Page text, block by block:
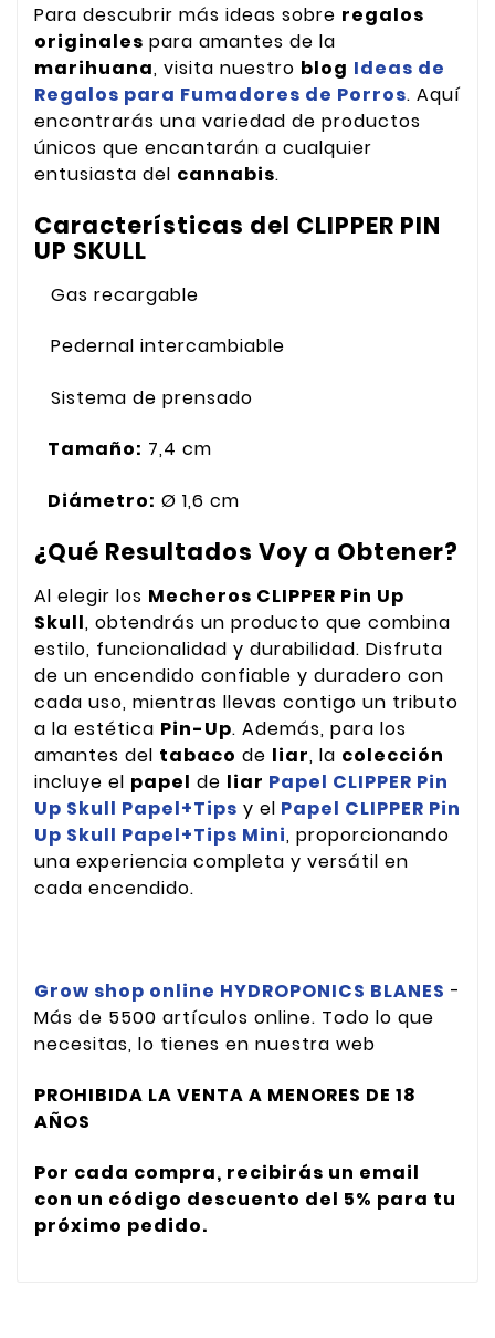
Para descubrir más ideas sobre regalos
originales para amantes de la
marihuana, visita nuestro blog Ideas de
Regalos para Fumadores de Porros. Aquí
encontrarás una variedad de productos
únicos que encantarán a cualquier
entusiasta del cannabis.
Características del CLIPPER PIN
UP SKULL
Gas recargable
Pedernal intercambiable
Sistema de prensado
Tamaño: 7,4 cm
Diámetro: Ø 1,6 cm
¿Qué Resultados Voy a Obtener?
Al elegir los Mecheros CLIPPER Pin Up
Skull, obtendrás un producto que combina
estilo, funcionalidad y durabilidad. Disfruta
de un encendido confiable y duradero con
cada uso, mientras llevas contigo un tributo
a la estética Pin-Up. Además, para los
amantes del tabaco de liar, la colección
incluye el papel de liar Papel CLIPPER Pin
Up Skull Papel+Tips y el Papel CLIPPER Pin
Up Skull Papel+Tips Mini, proporcionando
una experiencia completa y versátil en
cada encendido.
Grow shop online HYDROPONICS BLANES -
Más de 5500 artículos online. Todo lo que
necesitas, lo tienes en nuestra web
PROHIBIDA LA VENTA A MENORES DE 18
AÑOS
Por cada compra, recibirás un email
con un código descuento del 5% para tu
próximo pedido.